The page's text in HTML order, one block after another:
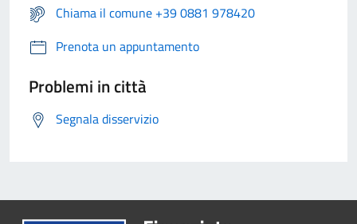
Chiama il comune +39 0881 978420
Prenota un appuntamento
Problemi in città
Segnala disservizio